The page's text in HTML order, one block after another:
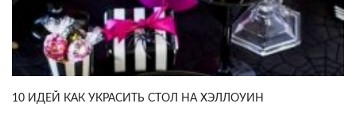
10 ИДЕЙ КАК УКРАСИТЬ СТОЛ НА ХЭЛЛОУИН